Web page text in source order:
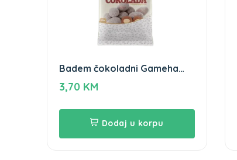
Badem čokoladni Gameha
100gr
3,70 KM
Dodaj u korpu